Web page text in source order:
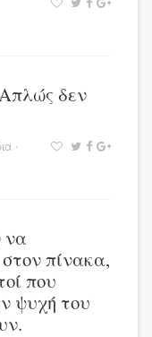
δεν
·
να
πίνακα,
που
ψυχή του